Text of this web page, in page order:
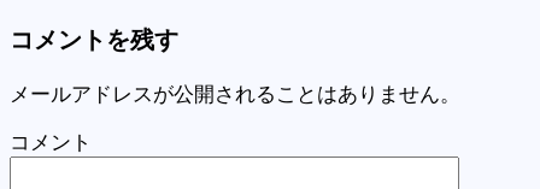
コメントを残す
メールアドレスが公開されることはありません。
コメント